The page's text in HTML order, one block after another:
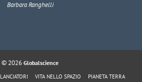
Barbara Ranghelli
© 2026 Globalscience
LANCIATORI VITA NELLO SPAZIO PIANETA TERRA